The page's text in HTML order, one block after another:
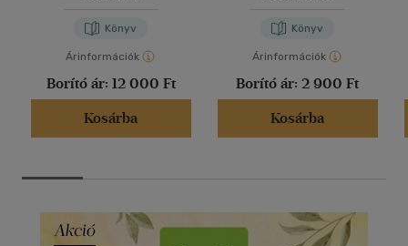
Könyv
Árinformációk
Borító ár: 12 000 Ft
Kosárba
Könyv
Árinformációk
Borító ár: 2 900 Ft
Kosárba